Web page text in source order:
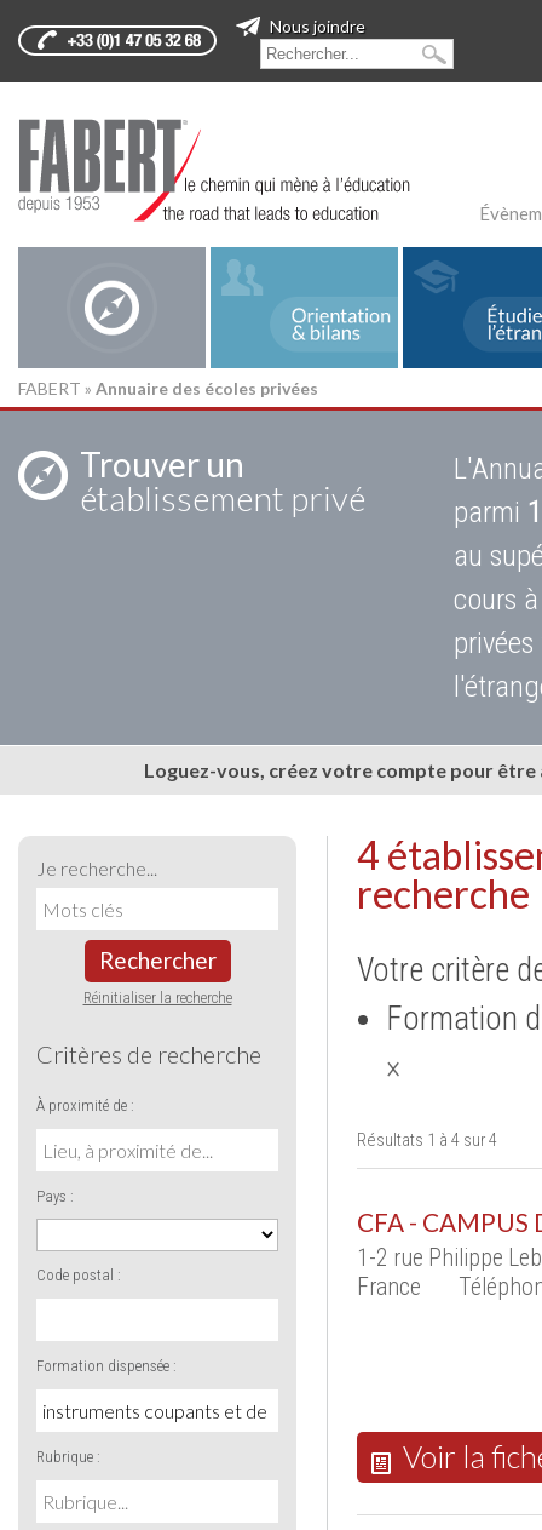
Nous joindre
FABERT » Annuaire des écoles privées
Trouver un
établissement privé
parmi
au
cours
Loguez-vous, créez votre compte pour
Je recherche...
Rechercher
Réinitialiser la recherche
Critères de recherche
À proximité de :
Pays :
Code postal :
Formation dispensée :
Rubrique :
4
recherche
Votre critère
Formation
×
Résultats 1 à 4 sur 4
CFA - CAMPUS
1-2 rue Philippe
France
Voir la